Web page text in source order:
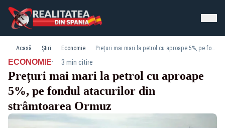
Acasă Știri Economie Prețuri mai mari la petrol cu aproape 5%, pe fondul atacurilor din strâmtoarea Ormuz
ECONOMIE· 3 min citire
Prețuri mai mari la petrol cu aproape
5%, pe fondul atacurilor din
strâmtoarea Ormuz